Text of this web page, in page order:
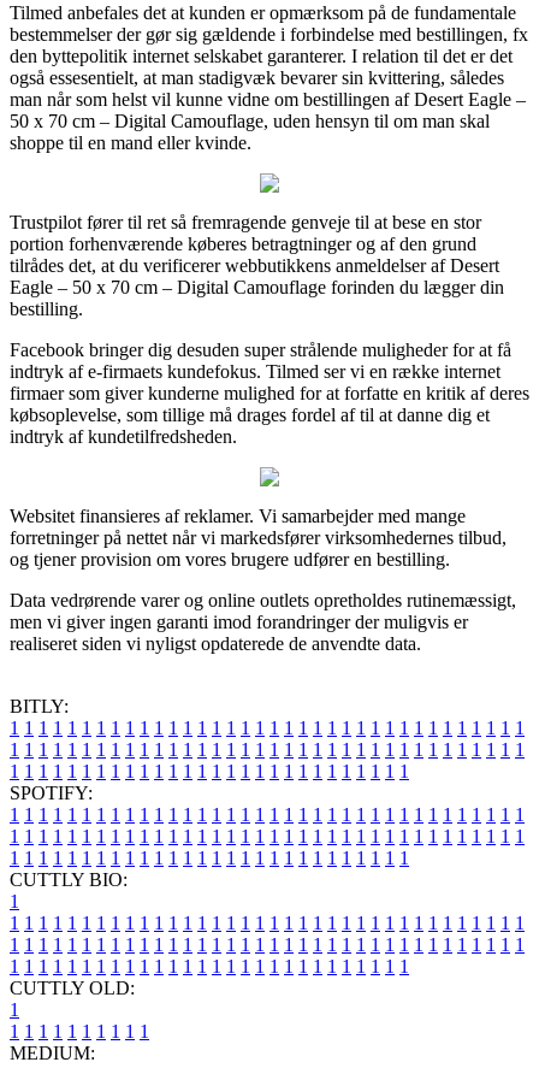
Tilmed anbefales det at kunden er opmærksom på de fundamentale
bestemmelser der gør sig gældende i forbindelse med bestillingen, fx
den byttepolitik internet selskabet garanterer. I relation til det er det
også essesentielt, at man stadigvæk bevarer sin kvittering, således
man når som helst vil kunne vidne om bestillingen af Desert Eagle –
50 x 70 cm – Digital Camouflage, uden hensyn til om man skal
shoppe til en mand eller kvinde.
Trustpilot fører til ret så fremragende genveje til at bese en stor
portion forhenværende køberes betragtninger og af den grund
tilrådes det, at du verificerer webbutikkens anmeldelser af Desert
Eagle – 50 x 70 cm – Digital Camouflage forinden du lægger din
bestilling.
Facebook bringer dig desuden super strålende muligheder for at få
indtryk af e-firmaets kundefokus. Tilmed ser vi en række internet
firmaer som giver kunderne mulighed for at forfatte en kritik af deres
købsoplevelse, som tillige må drages fordel af til at danne dig et
indtryk af kundetilfredsheden.
Websitet finansieres af reklamer. Vi samarbejder med mange
forretninger på nettet når vi markedsfører virksomhedernes tilbud,
og tjener provision om vores brugere udfører en bestilling.
Data vedrørende varer og online outlets opretholdes rutinemæssigt,
men vi giver ingen garanti imod forandringer der muligvis er
realiseret siden vi nyligst opdaterede de anvendte data.
BITLY:
1 1 1 1 1 1 1 1 1 1 1 1 1 1 1 1 1 1 1 1 1 1 1 1 1 1 1 1 1 1 1 1 1 1 1 1
1 1 1 1 1 1 1 1 1 1 1 1 1 1 1 1 1 1 1 1 1 1 1 1 1 1 1 1 1 1 1 1 1 1 1 1
1 1 1 1 1 1 1 1 1 1 1 1 1 1 1 1 1 1 1 1 1 1 1 1 1 1 1 1
SPOTIFY:
1 1 1 1 1 1 1 1 1 1 1 1 1 1 1 1 1 1 1 1 1 1 1 1 1 1 1 1 1 1 1 1 1 1 1 1
1 1 1 1 1 1 1 1 1 1 1 1 1 1 1 1 1 1 1 1 1 1 1 1 1 1 1 1 1 1 1 1 1 1 1 1
1 1 1 1 1 1 1 1 1 1 1 1 1 1 1 1 1 1 1 1 1 1 1 1 1 1 1 1
CUTTLY BIO:
1
1 1 1 1 1 1 1 1 1 1 1 1 1 1 1 1 1 1 1 1 1 1 1 1 1 1 1 1 1 1 1 1 1 1 1 1
1 1 1 1 1 1 1 1 1 1 1 1 1 1 1 1 1 1 1 1 1 1 1 1 1 1 1 1 1 1 1 1 1 1 1 1
1 1 1 1 1 1 1 1 1 1 1 1 1 1 1 1 1 1 1 1 1 1 1 1 1 1 1 1
CUTTLY OLD:
1
1 1 1 1 1 1 1 1 1 1
MEDIUM: